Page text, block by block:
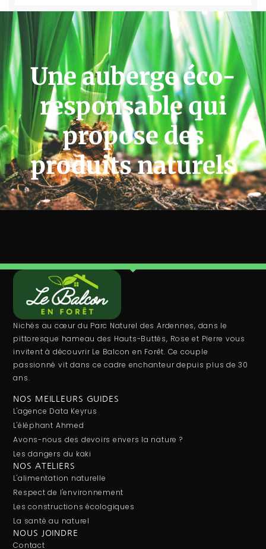
Une auberge éco-
responsable qui
propose des
produits naturels
Nichés au cœur du Parc Naturel des Ardennes, dans le
pittoresque hameau des Hauts-Buttés, Rose et Pierre vous
invitent à découvrir Le Balcon en Forêt. Ce couple
passionné vit dans ce cadre enchanteur depuis plus de 30
ans.
NOS MEILLEURS GUIDES
L'agence Data Keyrus
L'éléphant Ahmed
Avons-nous des devoirs envers la nature ?
Les dangers du kaki
NOS ATELIERS
L'alimentation naturelle
Respect de l'environnement
Les constructions écologiques
La santé au naturel
NOUS JOINDRE
Contact